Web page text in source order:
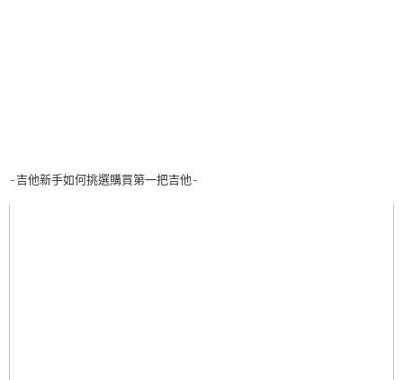
-吉他新手如何挑選購買第一把吉他-